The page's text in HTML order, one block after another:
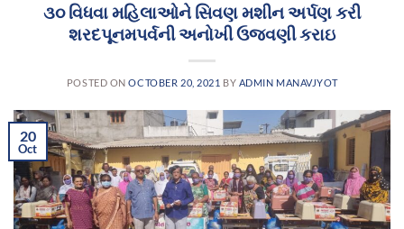
૩૦ વિધવા મહિલાઓને સિવણ મશીન અર્પણ કરી
શરદપૂનમપર્વની અનોખી ઉજવણી કરાઇ
POSTED ONOCTOBER 20, 2021 BY ADMIN MANAVJYOT
20
Oct